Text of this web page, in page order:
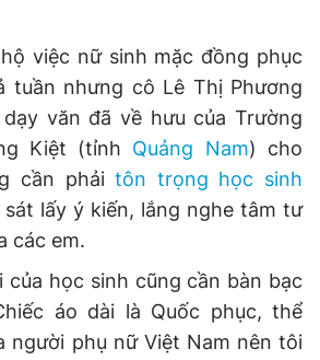
0908 780 404
RSS Tòa soạn Chính sách bảo
Ngọc Toàn
trực: Hải Thành
Hiếu Dũng
Việt Hưng
Đức Trung
110/GP - BTTTT cấp ngày 24.3.2020
thuộc về Báo Thanh Niên. Cấm sao
nếu không có sự chấp thuận bằng văn
việc nữ sinh mặc đồng phục
tuần nhưng cô Lê Thị Phương
văn đã về hưu của Trường
Kiệt (tỉnh Quảng Nam) cho
cần phảitôn trọng học sinh
lấy ý kiến, lắng nghe tâm tư
các em.
của học sinh cũng cần bàn bạc
áo dài là Quốc phục, thể
người phụ nữ Việt Nam nên tôi